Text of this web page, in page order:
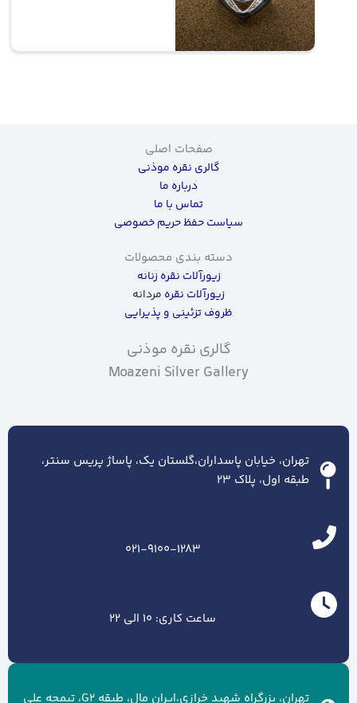
صفحات اصلی
گالری نقره موذنی
درباره ما
تماس با ما
سیاست حفظ حریم خصوصی
دسته بندی محصولات
زیورآلات نقره زنانه
زیورآلات نقره مردانه
ظروف تزئینی و پذیرایی
گالری نقره موذنی
Moazeni Silver Gallery
تهران، خیابان پاسداران،گلستان یک، پاساژ پریس سنتر،
طبقه اول، پلاک ۲۳
021-9100-1283
ساعت کاری: 10 الی 22
تهران، بزرگراه شهید خرازی،ایران مال، طبقه G2، تیمچه علی